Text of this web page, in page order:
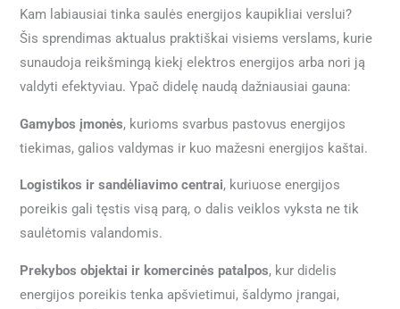
Kam labiausiai tinka saulės energijos kaupikliai verslui?
Šis sprendimas aktualus praktiškai visiems verslams, kurie
sunaudoja reikšmingą kiekį elektros energijos arba nori ją
valdyti efektyviau. Ypač didelę naudą dažniausiai gauna:
Gamybos įmonės, kurioms svarbus pastovus energijos
tiekimas, galios valdymas ir kuo mažesni energijos kaštai.
Logistikos ir sandėliavimo centrai, kuriuose energijos
poreikis gali tęstis visą parą, o dalis veiklos vyksta ne tik
saulėtomis valandomis.
Prekybos objektai ir komercinės patalpos, kur didelis
energijos poreikis tenka apšvietimui, šaldymo įrangai,